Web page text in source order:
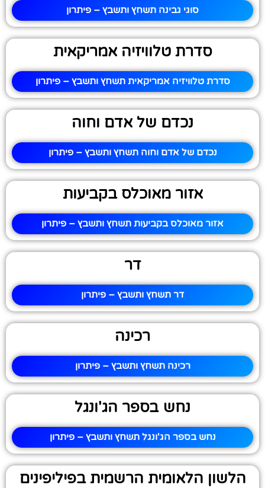
סוגי גבינה תשחץ ותשבץ – פיתרון
סדרת טלוויזיה אמריקאית
סדרת טלוויזיה אמריקאית תשחץ ותשבץ – פיתרון
נכדם של אדם וחוה
נכדם של אדם וחוה תשחץ ותשבץ – פיתרון
אזור מאוכלס בקביעות
אזור מאוכלס בקביעות תשחץ ותשבץ – פיתרון
דר
דר תשחץ ותשבץ – פיתרון
רכינה
רכינה תשחץ ותשבץ – פיתרון
נחש בספר הג'ונגל
נחש בספר הג'ונגל תשחץ ותשבץ – פיתרון
הלשון הלאומית הרשמית בפיליפינים